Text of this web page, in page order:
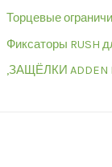
Торцевые
Фиксаторы RUSH
,ЗАЩЁЛКИ